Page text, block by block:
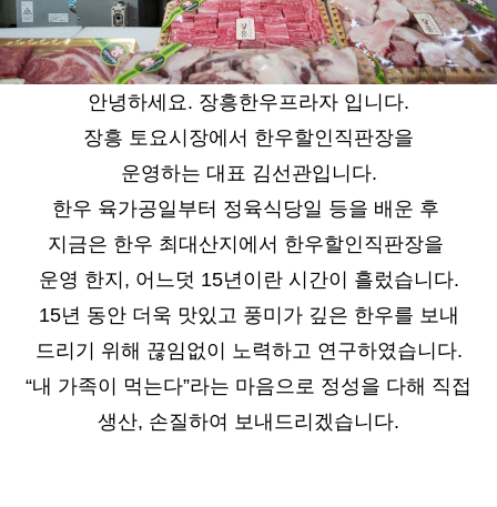
안녕하세요. 장흥한우프라자 입니다.
장흥 토요시장에서 한우할인직판장을
운영하는 대표 김선관입니다.
한우 육가공일부터 정육식당일 등을 배운 후
지금은 한우 최대산지에서 한우할인직판장을
운영 한지, 어느덧 15년이란 시간이 흘렀습니다.
15년 동안 더욱 맛있고 풍미가 깊은 한우를 보내
드리기 위해 끊임없이 노력하고 연구하였습니다.
“내 가족이 먹는다”라는 마음으로 정성을 다해 직접
생산, 손질하여 보내드리겠습니다.